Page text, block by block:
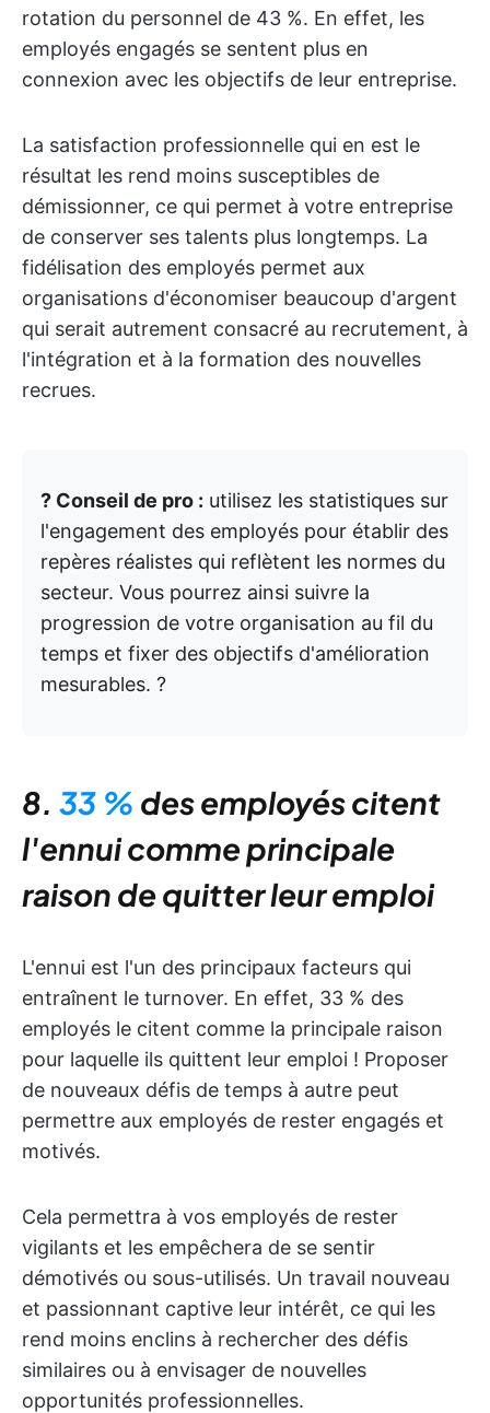
rotation du personnel de 43 %. En effet, les
employés engagés se sentent plus en
connexion avec les objectifs de leur entreprise.
La satisfaction professionnelle qui en est le
résultat les rend moins susceptibles de
démissionner, ce qui permet à votre entreprise
de conserver ses talents plus longtemps. La
fidélisation des employés permet aux
organisations d'économiser beaucoup d'argent
qui serait autrement consacré au recrutement, à
l'intégration et à la formation des nouvelles
recrues.
? Conseil de pro : utilisez les statistiques sur
l'engagement des employés pour établir des
repères réalistes qui reflètent les normes du
secteur. Vous pourrez ainsi suivre la
progression de votre organisation au fil du
temps et fixer des objectifs d'amélioration
mesurables. ?
8. 33 % des employés citent
l'ennui comme principale
raison de quitter leur emploi
L'ennui est l'un des principaux facteurs qui
entraînent le turnover. En effet, 33 % des
employés le citent comme la principale raison
pour laquelle ils quittent leur emploi ! Proposer
de nouveaux défis de temps à autre peut
permettre aux employés de rester engagés et
motivés.
Cela permettra à vos employés de rester
vigilants et les empêchera de se sentir
démotivés ou sous-utilisés. Un travail nouveau
et passionnant captive leur intérêt, ce qui les
rend moins enclins à rechercher des défis
similaires ou à envisager de nouvelles
opportunités professionnelles.